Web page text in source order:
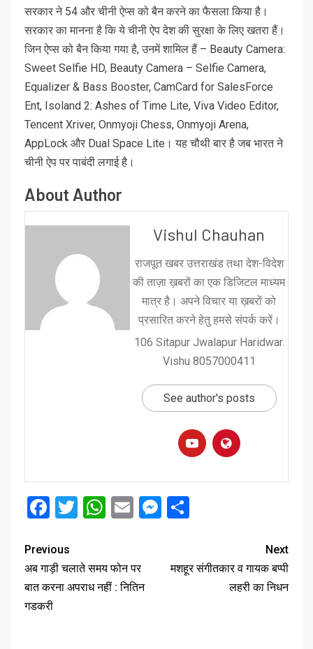
सरकार ने 54 और चीनी ऐप्स को बैन करने का फैसला किया है।
सरकार का मानना है कि ये चीनी ऐप देश की सुरक्षा के लिए खतरा हैं।
जिन ऐप्स को बैन किया गया है, उनमें शामिल हैं – Beauty Camera:
Sweet Selfie HD, Beauty Camera – Selfie Camera,
Equalizer & Bass Booster, CamCard for SalesForce
Ent, Isoland 2: Ashes of Time Lite, Viva Video Editor,
Tencent Xriver, Onmyoji Chess, Onmyoji Arena,
AppLock और Dual Space Lite। यह चौथी बार है जब भारत ने
चीनी ऐप पर पाबंदी लगाई है।
About Author
Vishul Chauhan
राजपूत खबर उत्तराखंड तथा देश-विदेश
की ताज़ा ख़बरों का एक डिजिटल माध्यम
मात्र है। अपने विचार या ख़बरों को
प्रसारित करने हेतु हमसे संपर्क करें।
106 Sitapur Jwalapur Haridwar.
Vishu 8057000411
See author's posts
Facebook
Twitter
WhatsApp
EmailMessenger
Previous
अब गाड़ी चलाते समय फोन पर
बात करना अपराध नहीं : नितिन
गडकरी
Next
मशहूर संगीतकार व गायक बप्पी
लहरी का निधन